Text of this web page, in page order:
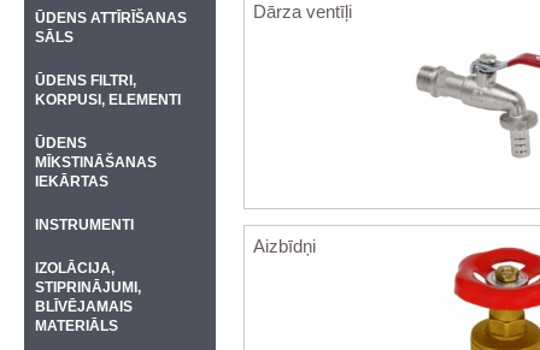
Dārza ventīļi
Aizbīdņi
ŪDENS ATTĪRĪŠANAS
SĀLS
ŪDENS FILTRI,
KORPUSI, ELEMENTI
ŪDENS
MĪKSTINĀŠANAS
IEKĀRTAS
INSTRUMENTI
IZOLĀCIJA,
STIPRINĀJUMI,
BLĪVĒJAMAIS
MATERIĀLS